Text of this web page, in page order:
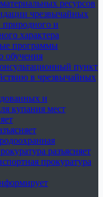
ресурсов
чрезвычайных
природного и
характера
программы
обучения
пункт
в чрезвычайных
и
купания мест
разъясняет
прокуратура